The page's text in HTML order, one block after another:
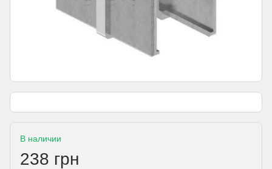
В наличии
238 грн